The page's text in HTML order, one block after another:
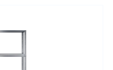
Пн..Пт: 9.00-18.00